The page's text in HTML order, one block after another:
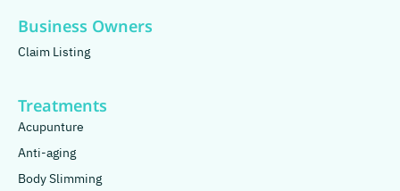
Business Owners
Claim Listing
Treatments
Acupunture
Anti-aging
Body Slimming